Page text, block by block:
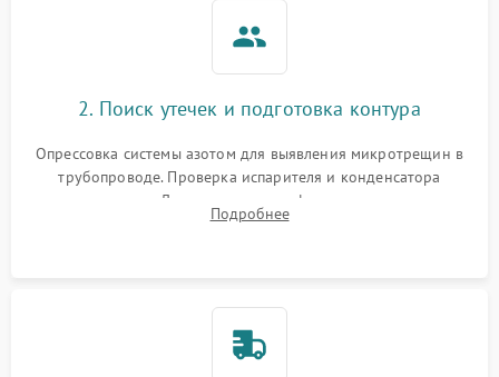
2. Поиск утечек и подготовка контура
Опрессовка системы азотом для выявления микротрещин в
трубопроводе. Проверка испарителя и конденсатора
течеискателем. Демонтаж старого фильтра-осушителя и
продувка капиллярной трубки для устранения засоров.
Подробнее